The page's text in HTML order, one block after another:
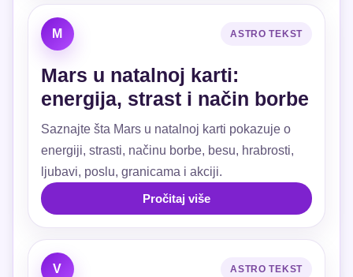
M ASTRO TEKST
Mars u natalnoj karti:
energija, strast i način borbe
Saznajte šta Mars u natalnoj karti pokazuje o
energiji, strasti, načinu borbe, besu, hrabrosti,
ljubavi, poslu, granicama i akciji.
Pročitaj više
V ASTRO TEKST